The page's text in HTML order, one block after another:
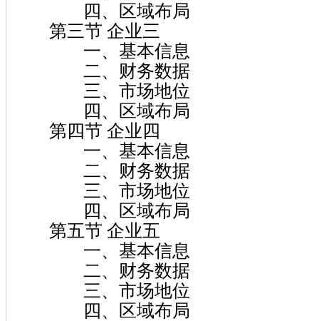
四、区域布局
第三节 企业三
一、基本信息
二、财务数据
三、市场地位
四、区域布局
第四节 企业四
一、基本信息
二、财务数据
三、市场地位
四、区域布局
第五节 企业五
一、基本信息
二、财务数据
三、市场地位
四、区域布局